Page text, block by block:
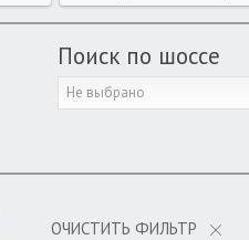
Поиск по шоссе
Не выбрано
ОЧИСТИТЬ ФИЛЬТР